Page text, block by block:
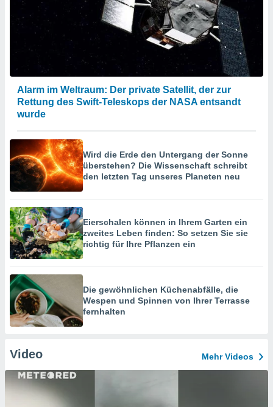
Alarm im Weltraum: Der private Satellit, der zur
Rettung des Swift-Teleskops der NASA entsandt
wurde
Wird die Erde den Untergang der Sonne
überstehen? Die Wissenschaft schreibt
den letzten Tag unseres Planeten neu
Eierschalen können in Ihrem Garten ein
zweites Leben finden: So setzen Sie sie
richtig für Ihre Pflanzen ein
Die gewöhnlichen Küchenabfälle, die
Wespen und Spinnen von Ihrer Terrasse
fernhalten
Video Mehr Videos